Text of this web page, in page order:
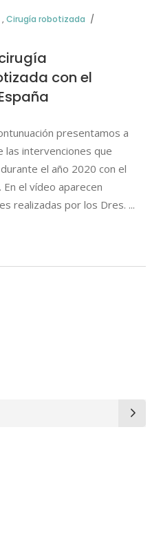
,Cirugía robotizada
con el
presentamos a
las intervenciones que
el año 2020 con el
el vídeo aparecen
realizadas por los Dres.